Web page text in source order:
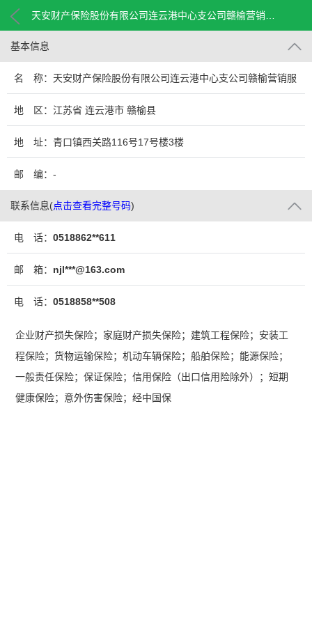
天安财产保险股份有限公司连云港中心支公司赣榆营销服务部
基本信息
名 称：天安财产保险股份有限公司连云港中心支公司赣榆营销服
务部
地 区：江苏省 连云港市 赣榆县
地 址：青口镇西关路116号17号楼3楼
邮 编：-
联系信息(点击查看完整号码)
电 话： 0518862**611
邮 箱： njl***@163.com
电 话： 0518858**508
企业财产损失保险；家庭财产损失保险；建筑工程保险；安装工
程保险；货物运输保险；机动车辆保险；船舶保险；能源保险；
一般责任保险；保证保险；信用保险（出口信用险除外）；短期
健康保险；意外伤害保险；经中国保